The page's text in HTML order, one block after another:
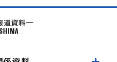
道資料